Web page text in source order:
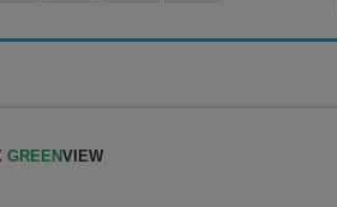
GREENVIEW